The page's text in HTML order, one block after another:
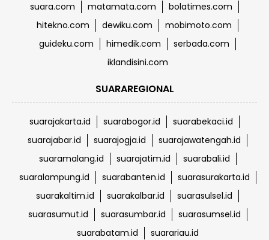
suara.com matamata.com
bolatimes.com
hitekno.com
dewiku.com
mobimoto.com
guideku.com
himedik.com
serbada.com
iklandisini.com
SUARAREGIONAL
suarajakarta.id suarabogor.id
suarabekaci.id
suarajabar.id
suarajogja.id
suarajawatengah.id
suaramalang.id
suarajatim.id
suarabali.id
suaralampung.id
suarabanten.id
suarasurakarta.id
suarakaltim.id
suarakalbar.id
suarasulsel.id
suarasumut.id
suarasumbar.id
suarasumsel.id
suarabatam.id
suarariau.id